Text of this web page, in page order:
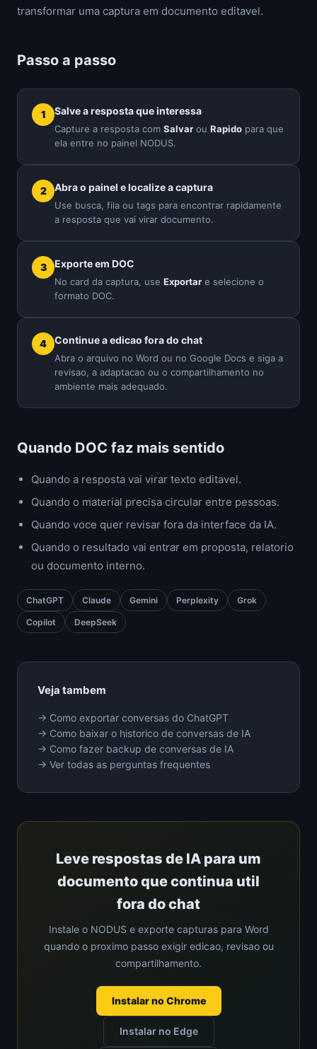
transformar uma captura em documento editavel.
Passo a passo
Salve a resposta que interessa
Capture a resposta com Salvar ou Rapido para que
ela entre no painel NODUS.
Abra o painel e localize a captura
Use busca, fila ou tags para encontrar rapidamente
a resposta que vai virar documento.
Exporte em DOC
No card da captura, use Exportar e selecione o
formato DOC.
Continue a edicao fora do chat
Abra o arquivo no Word ou no Google Docs e siga a
revisao, a adaptacao ou o compartilhamento no
ambiente mais adequado.
Quando DOC faz mais sentido
Quando a resposta vai virar texto editavel.
Quando o material precisa circular entre pessoas.
Quando voce quer revisar fora da interface da IA.
Quando o resultado vai entrar em proposta, relatorio
ou documento interno.
ChatGPT Claude Gemini Perplexity Grok
Copilot DeepSeek
Veja tambem
→ Como exportar conversas do ChatGPT
→ Como baixar o historico de conversas de IA
→ Como fazer backup de conversas de IA
→ Ver todas as perguntas frequentes
Leve respostas de IA para um
documento que continua util
fora do chat
Instale o NODUS e exporte capturas para Word
quando o proximo passo exigir edicao, revisao ou
compartilhamento.
Instalar no Chrome
Instalar no Edge